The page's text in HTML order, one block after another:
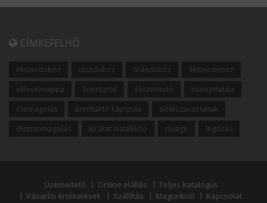
CÍMKEFELHŐ
ékszerdoboz diszdoboz órásdoboz
ékszerdoboz
oklevélmappa
éremtartó ékszertartó
numizmatika
csomagolás
éremtartó kapszula
simítózáras tasak
díszcsomagolás
kirakat installáció design logózás
Üzemeltető Online elállás
Teljes katalógus
Vásárlói értékelések
Szállítás Magunkról
Kapcsolat